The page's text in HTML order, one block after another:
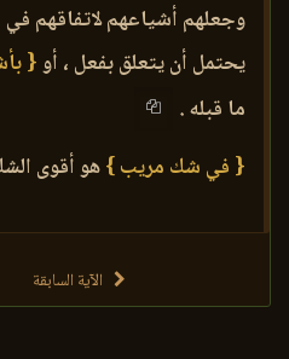
وجعلهم أشياعهم لاتفاقهم
يحتمل أن يتعلق بفعل ، أو{
ما قبله .
{ في شك مريب }هو أقوى
الآية السابقة